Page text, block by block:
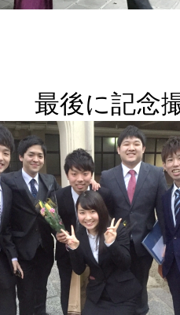
最後に記念